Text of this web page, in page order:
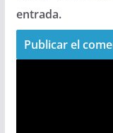
entrada.